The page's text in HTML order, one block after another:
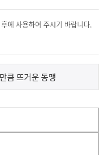
에 사용하여 주시기 바랍니다.
큼 뜨거운 동맹